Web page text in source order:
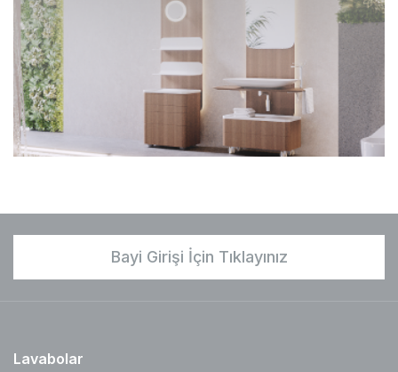
Bayi Girişi İçin Tıklayınız
Lavabolar